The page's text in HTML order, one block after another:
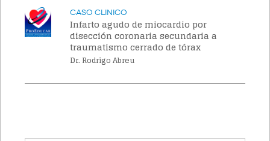
Caso Clinico
Infarto agudo de miocardio por
disección coronaria secundaria a
traumatismo cerrado de tórax
Dr. Rodrigo Abreu